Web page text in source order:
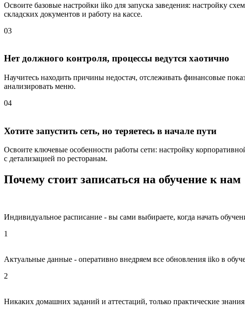
Освоите базовые настройки iiko для запуска заведения: настройку
складских документов и работу на кассе.
03
Нет должного контроля, процессы ведутся хаотично
Научитесь находить причины недостач, отслеживать финансовые
анализировать меню.
04
Хотите запустить сеть, но теряетесь в начале пути
Освоите ключевые особенности работы сети: настройку
с детализацией по ресторанам.
Почему стоит записаться на обучение к нам
Индивидуальное расписание - вы сами выбираете, когда начать
1
Актуальные данные - оперативно внедряем все обновления iiko в
2
Никаких домашних заданий и аттестаций, только практические знания